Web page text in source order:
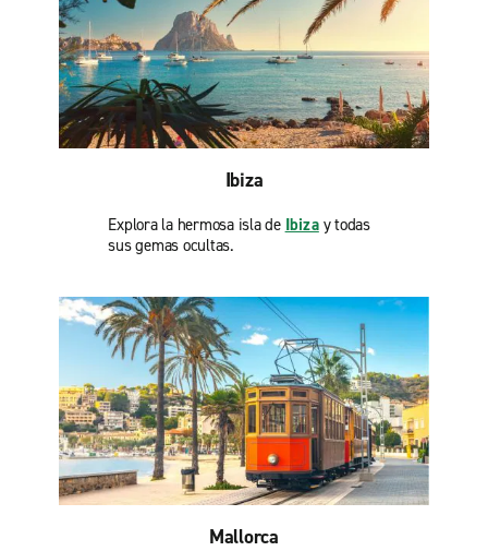
Ibiza
Explora la hermosa isla de Ibizay todas
sus gemas ocultas.
Mallorca